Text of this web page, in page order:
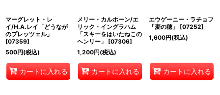
マーグレット・レ
イ/H.A.レイ「どうなが
のプレッツェル」
[07359]
500円(税込)
カートに入れる
メリー・カルホーン/エ
リック・イングラハム
「スキーをはいたねこの
ヘンリー」
[07306]
1,200円(税込)
カートに入れる
エウゲーニー・ラチョフ
「麦の穂」
[07252]
1,600円(税込)
カートに入れる